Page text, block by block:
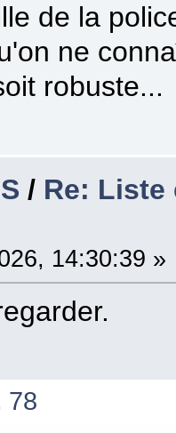
de la
ne
robuste...
/ Re: Liste
14:30:39 »
78